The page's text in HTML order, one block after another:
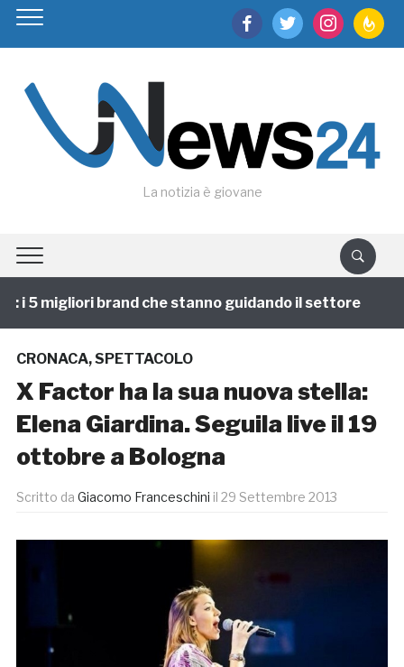
facebooktwitter instagram
La notizia è giovane
5 migliori brand che stanno guidando il settore
CRONACA,SPETTACOLO
X Factor ha la sua nuova stella:
Elena Giardina. Seguila live il 19
ottobre a Bologna
Scritto da Giacomo Franceschini il 29 Settembre 2013